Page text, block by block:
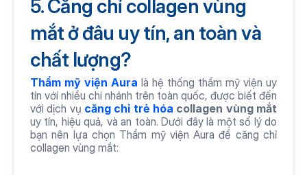
5. Căng chỉ collagen vùng
mắt ở đâu uy tín, an toàn và
chất lượng?
Thẩm mỹ viện Aura là hệ thống thẩm mỹ viện uy
tín với nhiều chi nhánh trên toàn quốc, được biết đến
với dịch vụ căng chỉ trẻ hóa collagen vùng mắt
uy tín, hiệu quả, và an toàn. Dưới đây là một số lý do
bạn nên lựa chọn Thẩm mỹ viện Aura để căng chỉ
collagen vùng mắt: